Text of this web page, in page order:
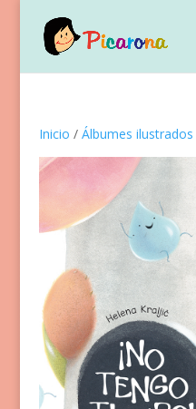
Inicio / Álbumes ilustrados